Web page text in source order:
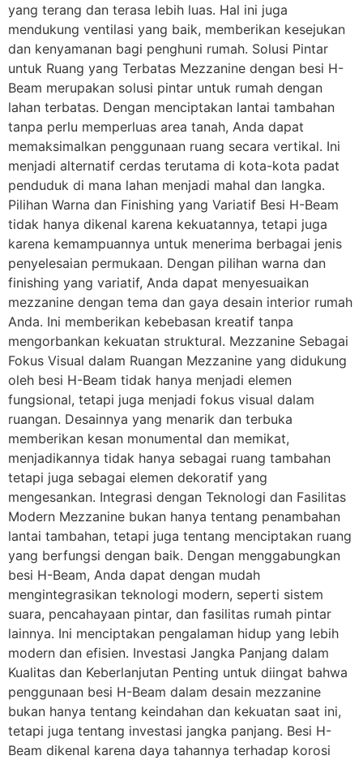
yang terang dan terasa lebih luas. Hal ini juga
mendukung ventilasi yang baik, memberikan kesejukan
dan kenyamanan bagi penghuni rumah. Solusi Pintar
untuk Ruang yang Terbatas Mezzanine dengan besi H-
Beam merupakan solusi pintar untuk rumah dengan
lahan terbatas. Dengan menciptakan lantai tambahan
tanpa perlu memperluas area tanah, Anda dapat
memaksimalkan penggunaan ruang secara vertikal. Ini
menjadi alternatif cerdas terutama di kota-kota padat
penduduk di mana lahan menjadi mahal dan langka.
Pilihan Warna dan Finishing yang Variatif Besi H-Beam
tidak hanya dikenal karena kekuatannya, tetapi juga
karena kemampuannya untuk menerima berbagai jenis
penyelesaian permukaan. Dengan pilihan warna dan
finishing yang variatif, Anda dapat menyesuaikan
mezzanine dengan tema dan gaya desain interior rumah
Anda. Ini memberikan kebebasan kreatif tanpa
mengorbankan kekuatan struktural. Mezzanine Sebagai
Fokus Visual dalam Ruangan Mezzanine yang didukung
oleh besi H-Beam tidak hanya menjadi elemen
fungsional, tetapi juga menjadi fokus visual dalam
ruangan. Desainnya yang menarik dan terbuka
memberikan kesan monumental dan memikat,
menjadikannya tidak hanya sebagai ruang tambahan
tetapi juga sebagai elemen dekoratif yang
mengesankan. Integrasi dengan Teknologi dan Fasilitas
Modern Mezzanine bukan hanya tentang penambahan
lantai tambahan, tetapi juga tentang menciptakan ruang
yang berfungsi dengan baik. Dengan menggabungkan
besi H-Beam, Anda dapat dengan mudah
mengintegrasikan teknologi modern, seperti sistem
suara, pencahayaan pintar, dan fasilitas rumah pintar
lainnya. Ini menciptakan pengalaman hidup yang lebih
modern dan efisien. Investasi Jangka Panjang dalam
Kualitas dan Keberlanjutan Penting untuk diingat bahwa
penggunaan besi H-Beam dalam desain mezzanine
bukan hanya tentang keindahan dan kekuatan saat ini,
tetapi juga tentang investasi jangka panjang. Besi H-
Beam dikenal karena daya tahannya terhadap korosi